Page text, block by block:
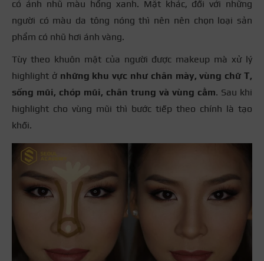
có ánh nhũ màu hồng xanh. Mặt khác, đối với những
người có màu da tông nóng thì nên nên chọn loại sản
phẩm có nhũ hơi ánh vàng.
Tùy theo khuôn mặt của người được makeup mà xử lý
highlight ở những khu vực như chân mày, vùng chữ T,
sống mũi, chóp mũi, chân trung và vùng cằm. Sau khi
highlight cho vùng mũi thì bước tiếp theo chính là tạo
khối.